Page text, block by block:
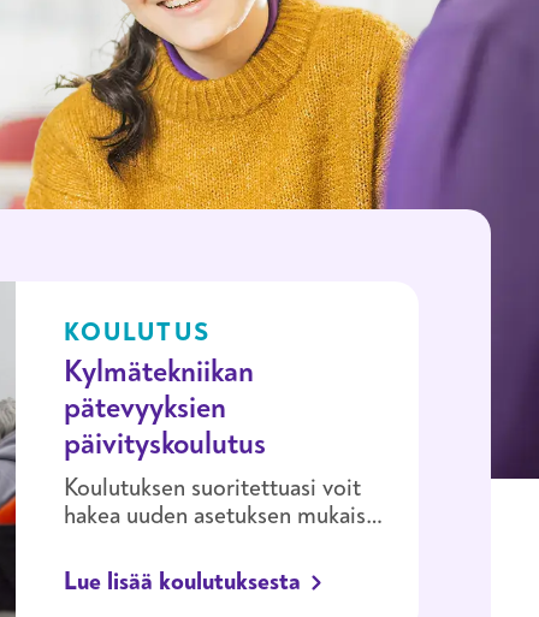
Kylmätekniikan
pätevyyksien
päivityskoulutus
KOULUTUS
Koulutuksen suoritettuasi voit
hakea uuden asetuksen mukaisia
perehdyt uusiin asetuksiin ja f-
kaasuja korvaaviin
Lue lisää koulutuksesta